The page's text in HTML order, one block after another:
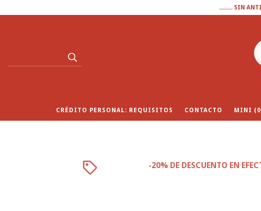
......... SIN
CRÉDITO PERSONAL: REQUISITOS CONTACTO MINI (0
-20% DE DESCUENTO EN